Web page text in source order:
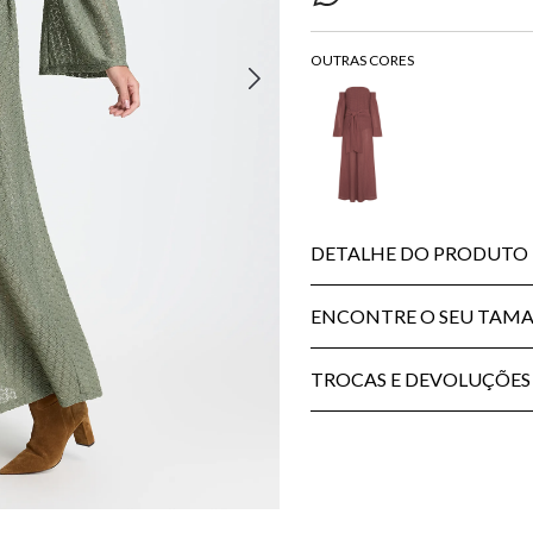
DETALHE DO PRODUTO
ENCONTRE O SEU
TROCAS E DEVOLUÇÕES